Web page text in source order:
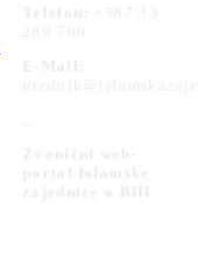
Telefon:
+387 33
289 700
E-Mail:
Zvanični web-
portal Islamske
zajednice u BiH